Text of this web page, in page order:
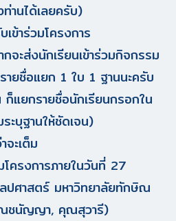
านได้เลยครับ)
ข้าร่วมโครงการ
ะส่งนักเรียนเข้าร่วมกิจกรรม
ายชื่อแยก 1 ใบ 1 ฐานนะครับ
ก็แยกรายชื่อนักเรียนกรอกใน
บุฐานให้ชัดเจน)
ะเต็ม
ครงการภายในวันที่ 27
ศาสตร์ มหาวิทยาลัยทักษิณ
ชนัญญา, คุณสุวารี)